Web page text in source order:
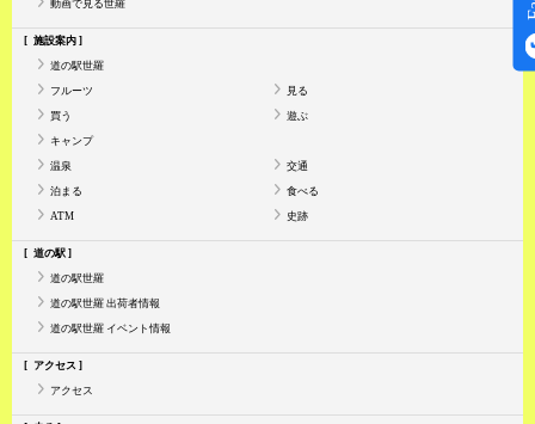
動画で見る世羅
施設案内
道の駅世羅
フルーツ 見る
買う 遊ぶ
キャンプ
温泉 交通
泊まる 食べる
ATM 史跡
道の駅
道の駅世羅
道の駅世羅 出荷者情報
道の駅世羅 イベント情報
アクセス
アクセス